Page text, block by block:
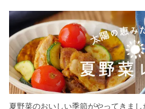
夏野菜のおいしい季節がやってきま